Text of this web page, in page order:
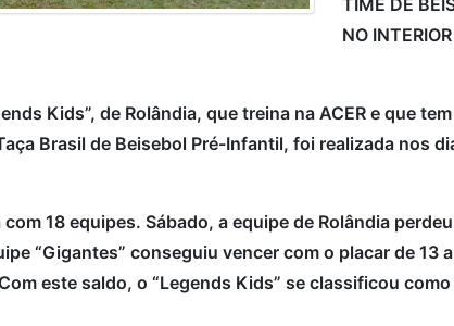
TIME DE
NO
Kids”, de Rolândia, que treina na ACER e que
Brasil de Beisebol Pré-Infantil, foi realizada nos
18 equipes. Sábado, a equipe de Rolândia
“Gigantes” conseguiu vencer com o placar de 13
este saldo, o “Legends Kids” se classificou